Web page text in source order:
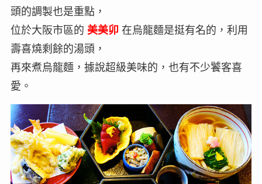
頭的調製也是重點，
位於大阪市區的 美美卯 在烏龍麵是挺有名的，利用
壽喜燒剩餘的湯頭，
再來煮烏龍麵，據說超級美味的，也有不少饕客喜
愛。